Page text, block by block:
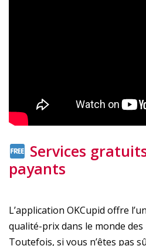
Services
payants
L’application OKCupid offre
qualité-prix dans le monde
Toutefois, si vous n’êtes pas